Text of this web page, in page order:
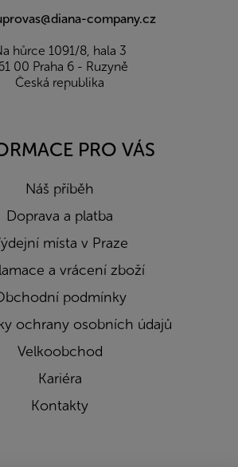
company.cz
hůrce 1091/8, hala 3
00 Praha 6 - Ruzyně
Česká republika
PRO VÁS
Náš příběh
Doprava a platba
místa v Praze
a vrácení zboží
podmínky
ochrany osobních údajů
Velkoobchod
Kariéra
Kontakty